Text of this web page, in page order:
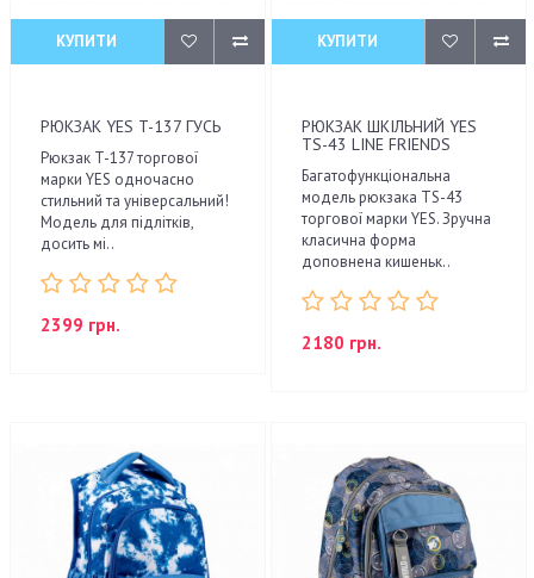
КУПИТИ
РЮКЗАК YES T-137 ГУСЬ
Рюкзак T-137 торгової
марки YES одночасно
стильний та універсальний!
Модель для підлітків,
досить мі..
2399 грн.
КУПИТИ
РЮКЗАК ШКІЛЬНИЙ YES
TS-43 LINE FRIENDS
Багатофункціональна
модель рюкзака ТS-43
торгової марки YES. Зручна
класична форма
доповнена кишеньк..
2180 грн.